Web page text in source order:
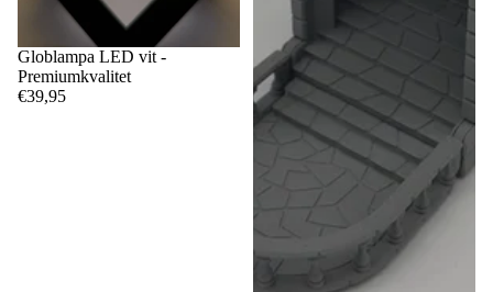
Globlampa LED vit -
Premiumkvalitet
€39,95